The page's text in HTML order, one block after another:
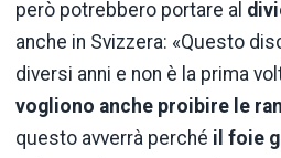
però potrebbero portare al
anche in Svizzera: «Questo
diversi anni e non è la prima
vogliono anche proibire le
questo avverrà perché il foie